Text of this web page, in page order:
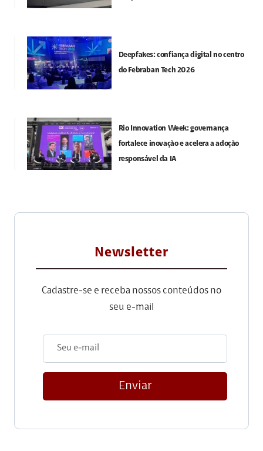
Deepfakes: confiança digital no centro
do Febraban Tech 2026
Rio Innovation Week: governança
fortalece inovação e acelera a adoção
responsável da IA
Newsletter
Cadastre-se e receba nossos conteúdos no
seu e-mail
Enviar